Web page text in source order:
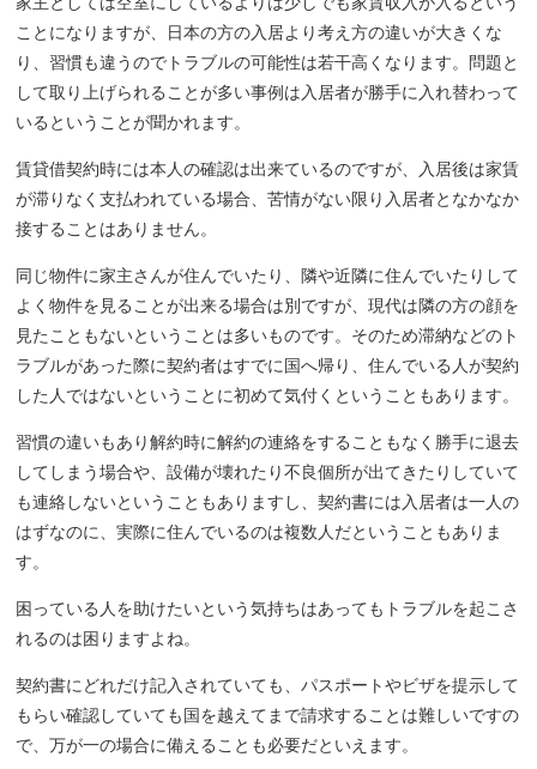
ことになりますが、日本の方の入居より考え方の違いが大きくな
り、習慣も違うのでトラブルの可能性は若干高くなります。問題と
して取り上げられることが多い事例は入居者が勝手に入れ替わって
いるということが聞かれます。
賃貸借契約時には本人の確認は出来ているのですが、入居後は家賃
が滞りなく支払われている場合、苦情がない限り入居者となかなか
接することはありません。
同じ物件に家主さんが住んでいたり、隣や近隣に住んでいたりして
よく物件を見ることが出来る場合は別ですが、現代は隣の方の顔を
見たこともないということは多いものです。そのため滞納などのト
ラブルがあった際に契約者はすでに国へ帰り、住んでいる人が契約
した人ではないということに初めて気付くということもあります。
習慣の違いもあり解約時に解約の連絡をすることもなく勝手に退去
してしまう場合や、設備が壊れたり不良個所が出てきたりしていて
も連絡しないということもありますし、契約書には入居者は一人の
はずなのに、実際に住んでいるのは複数人だということもありま
す。
困っている人を助けたいという気持ちはあってもトラブルを起こさ
れるのは困りますよね。
契約書にどれだけ記入されていても、パスポートやビザを提示して
もらい確認していても国を越えてまで請求することは難しいですの
で、万が一の場合に備えることも必要だといえます。